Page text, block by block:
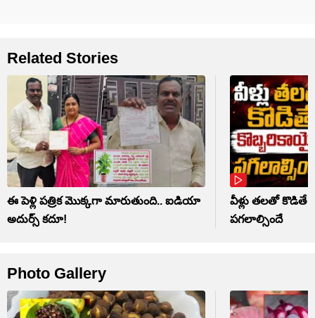
Related Stories
ఈ పెళ్లి పత్రిక మొక్కగా మారుతుంది.. ఐడియా
అదుర్స్ కదూ!
వీళ్లు తలతో
పగలాల్సిందే
Photo Gallery